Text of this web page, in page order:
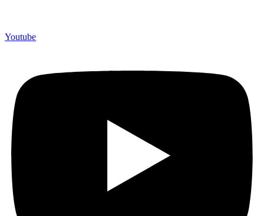
Youtube